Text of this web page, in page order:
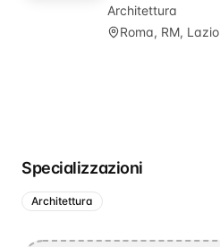
Architettura
Roma, RM, Lazio
Specializzazioni
Architettura